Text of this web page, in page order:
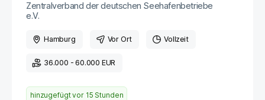
Zentralverband der deutschen Seehafenbetriebe
e.V.
Hamburg Vor Ort Vollzeit
36.000 - 60.000 EUR
hinzugefügt vor 15 Stunden